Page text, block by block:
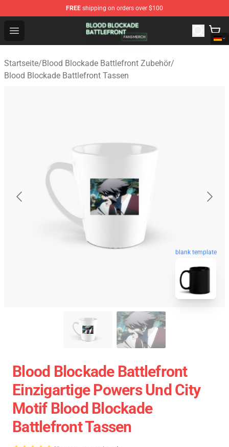
FREE shipping on orders over $100
Open menu
Blood Blockade Battlefront Shop - Official Blood
Startseite/Blood Blockade Battlefront Zubehör/
Blood Blockade Battlefront Tassen
blank template
Blood Blockade Battlefront
Einzigartige Powers Und City
Motif Blood Blockade
Battlefront Tassen